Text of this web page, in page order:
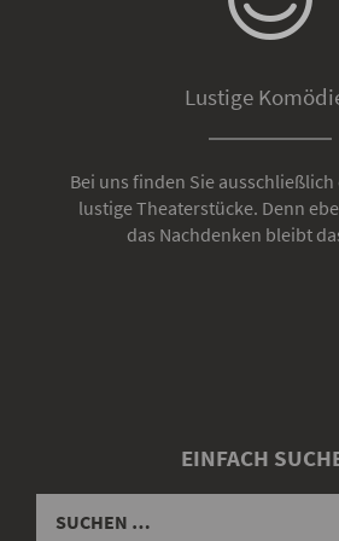
Lustige
Bei uns finden Sie
lustige Theaterstücke. Denn
das Nachdenken bleibt
EINFACH